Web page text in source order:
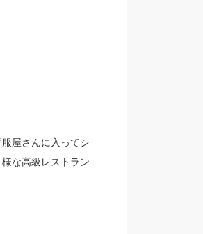
屋さんに入ってシ
な高級レストラン